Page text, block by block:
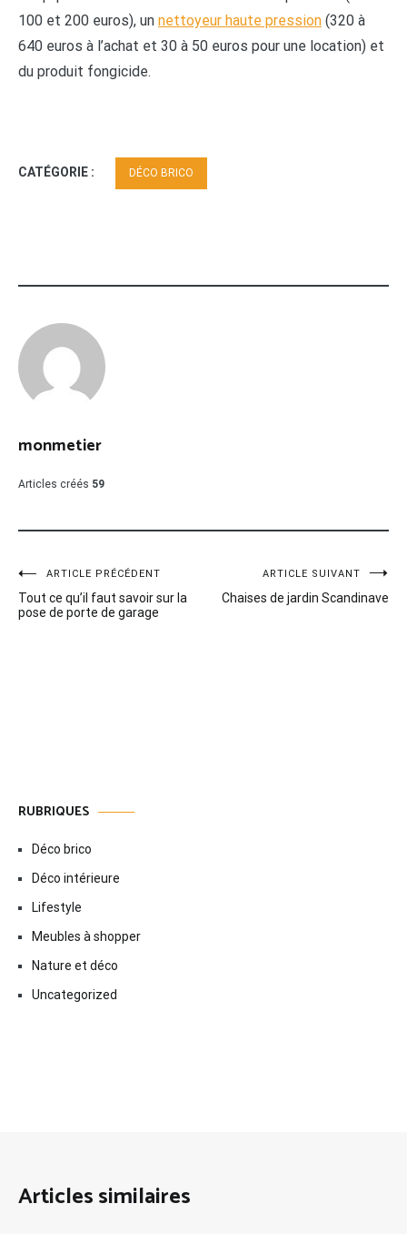
100 et 200 euros), un nettoyeur haute pression (320 à
640 euros à l’achat et 30 à 50 euros pour une location) et
du produit fongicide.
CATÉGORIE : DÉCO BRICO
monmetier
Articles créés 59
Navigation
de
ARTICLE PRÉCÉDENT
Tout ce qu’il faut savoir sur la
pose de porte de garage
ARTICLE SUIVANT
Chaises de jardin Scandinave
RUBRIQUES
Déco brico
Déco intérieure
Lifestyle
Meubles à shopper
Nature et déco
Uncategorized
Articles similaires